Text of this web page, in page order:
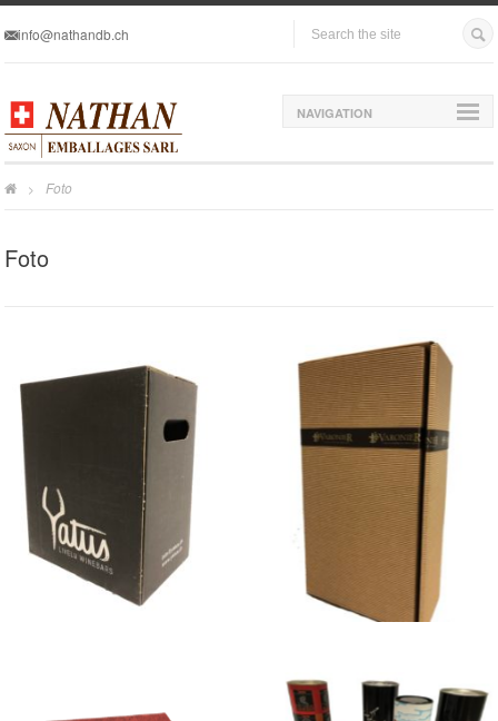
info@nathandb.ch
NAVIGATION
> Foto
Foto